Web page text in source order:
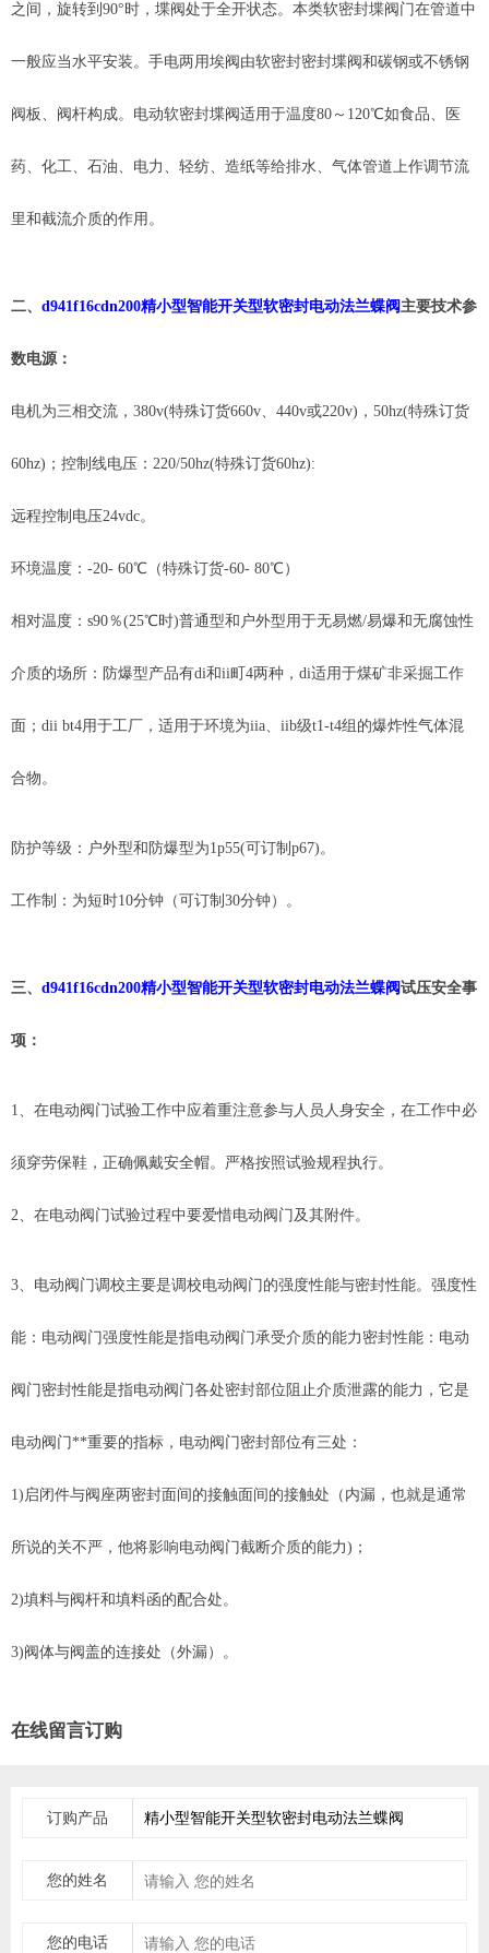
之间，旋转到90°时，堞阀处于全开状态。本类软密封堞阀门在管道中
一般应当水平安装。手电两用埃阀由软密封密封堞阀和碳钢或不锈钢
阀板、阀杆构成。电动软密封堞阀适用于温度80～120℃如食品、医
药、化工、石油、电力、轻纺、造纸等给排水、气体管道上作调节流
里和截流介质的作用。
二、 d941f16cdn200精小型智能开关型软密封电动法兰蝶阀主要技术参
数电源：
电机为三相交流， 380v(特殊订货660v、440v或220v)，50hz(特殊订货
60hz)；控制线电压：220/50hz(特殊订货60hz):
远程控制电压24vdc。
环境温度： -20- 60℃（特殊订货-60- 80℃）
相对温度： s90％(25℃时)普通型和户外型用于无易燃/易爆和无腐蚀性
介质的场所：防爆型产品有di和ii町4两种，di适用于煤矿非采掘工作
面；dii bt4用于工厂，适用于环境为iia、iib级t1-t4组的爆炸性气体混
合物。
防护等级：户外型和防爆型为1p55(可订制p67)。
工作制：为短时10分钟（可订制30分钟）。
三、 d941f16cdn200精小型智能开关型软密封电动法兰蝶阀试压安全事
项：
1、在电动阀门试验工作中应着重注意参与人员人身安全，在工作中必
须穿劳保鞋，正确佩戴安全帽。严格按照试验规程执行。
2、在电动阀门试验过程中要爱惜电动阀门及其附件。
3、电动阀门调校主要是调校电动阀门的强度性能与密封性能。强度性
能：电动阀门强度性能是指电动阀门承受介质的能力密封性能：电动
阀门密封性能是指电动阀门各处密封部位阻止介质泄露的能力，它是
电动阀门 **重要的指标，电动阀门密封部位有三处：
1)启闭件与阀座两密封面间的接触面间的接触处（内漏，也就是通常
所说的关不严，他将影响电动阀门截断介质的能力)；
2)填料与阀杆和填料函的配合处。
3)阀体与阀盖的连接处（外漏）。
在线留言订购
订购产品
您的姓名
您的电话